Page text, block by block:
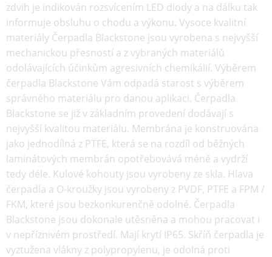
zdvih je indikován rozsvícením LED diody a na dálku tak
informuje obsluhu o chodu a výkonu. Vysoce kvalitní
materiály Čerpadla Blackstone jsou vyrobena s nejvyšší
mechanickou přesností a z vybraných materiálů
odolávajících účinkům agresivních chemikálií. Výběrem
čerpadla Blackstone Vám odpadá starost s výběrem
správného materiálu pro danou aplikaci. Čerpadla
Blackstone se již v základním provedení dodávají s
nejvyšší kvalitou materiálu. Membrána je konstruována
jako jednodílná z PTFE, která se na rozdíl od běžných
laminátových membrán opotřebovává méně a vydrží
tedy déle. Kulové kohouty jsou vyrobeny ze skla. Hlava
čerpadla a O-kroužky jsou vyrobeny z PVDF, PTFE a FPM /
FKM, které jsou bezkonkurenčně odolné. Čerpadla
Blackstone jsou dokonale utěsněna a mohou pracovat i
v nepříznivém prostředí. Mají krytí IP65. Skříň čerpadla je
vyztužena vlákny z polypropylenu, je odolná proti